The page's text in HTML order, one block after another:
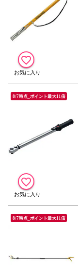
8/7時点_ポイント最大11倍
8/7時点_ポイント最大11倍